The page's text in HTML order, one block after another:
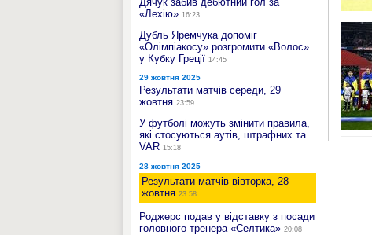
«Лехію» 16:23
Дубль Яремчука допоміг
«Олімпіакосу» розгромити «Волос»
у Кубку Греції 14:45
29 жовтня 2025
Результати матчів середи, 29
жовтня 23:59
У футболі можуть змінити правила,
які стосуються аутів, штрафних та
VAR 15:18
28 жовтня 2025
Результати матчів вівторка, 28
жовтня 23:58
Роджерс подав у відставку з посади
головного тренера «Селтика» 20:08